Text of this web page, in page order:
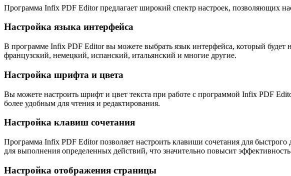
Программа Infix PDF Editor предлагает широкий спектр настроек, позволяющих
Настройка языка интерфейса
В программе Infix PDF Editor вы можете выбрать язык интерфейса, который будет
французский, немецкий, испанский, итальянский и многие другие.
Настройка шрифта и цвета
Вы можете настроить шрифт и цвет текста при работе с программой Infix PDF
более удобным для чтения и редактирования.
Настройка клавиш сочетания
Программа Infix PDF Editor позволяет настроить клавиши сочетания для
для выполнения определенных действий, что значительно повысит
Настройка отображения страницы